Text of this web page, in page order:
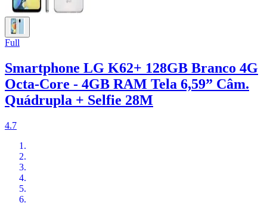
Full
Smartphone LG K62+ 128GB Branco 4G
Octa-Core - 4GB RAM Tela 6,59” Câm.
Quádrupla + Selfie 28M
4.7